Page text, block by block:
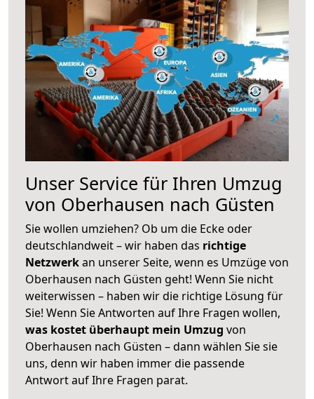
Unser Service für Ihren Umzug
von Oberhausen nach Güsten
Sie wollen umziehen? Ob um die Ecke oder
deutschlandweit – wir haben das richtige
Netzwerkan unserer Seite, wenn es Umzüge von
Oberhausen nach Güsten geht! Wenn Sie nicht
weiterwissen – haben wir die richtige Lösung für
Sie! Wenn Sie Antworten auf Ihre Fragen wollen,
was kostet überhaupt mein Umzug von
Oberhausen nach Güsten – dann wählen Sie sie
uns, denn wir haben immer die passende
Antwort auf Ihre Fragen parat.